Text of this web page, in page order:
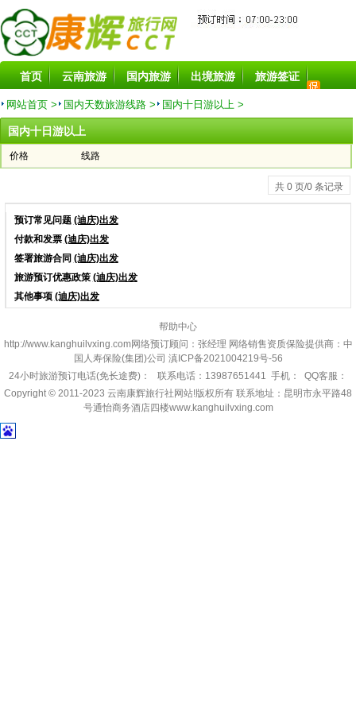
首页 云南旅游 国内旅游 出境旅游
旅游签证
旅游酒店
旅游景点 旅游租车 目的地
网站首页 > 国内天数旅游线路 > 国内十日游以上 >
国内十日游以上
价格 线路
共 0 页/0 条记录
预订常见问题 (迪庆)出发
付款和发票 (迪庆)出发
签署旅游合同 (迪庆)出发
旅游预订优惠政策 (迪庆)出发
其他事项 (迪庆)出发
帮助中心
http://www.kanghuilvxing.com网络预订顾问：张经理 网络销售资质保险提供商：中
国人寿保险(集团)公司 滇ICP备2021004219号-56
24小时旅游预订电话(免长途费)： 联系电话：13987651441 手机： QQ客服：
Copyright © 2011-2023 云南康辉旅行社网站!版权所有 联系地址：昆明市永平路48
号通怡商务酒店四楼www.kanghuilvxing.com